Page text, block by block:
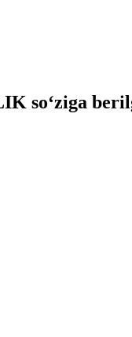
so‘ziga